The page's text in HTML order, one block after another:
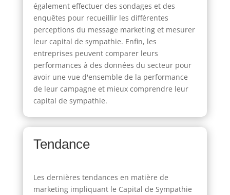
également effectuer des sondages et des
enquêtes pour recueillir les différentes
perceptions du message marketing et mesurer
leur capital de sympathie. Enfin, les
entreprises peuvent comparer leurs
performances à des données du secteur pour
avoir une vue d'ensemble de la performance
de leur campagne et mieux comprendre leur
capital de sympathie.
Tendance
Les dernières tendances en matière de
marketing impliquant le Capital de Sympathie